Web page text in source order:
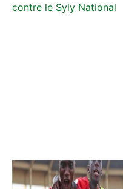
contre le Syly National